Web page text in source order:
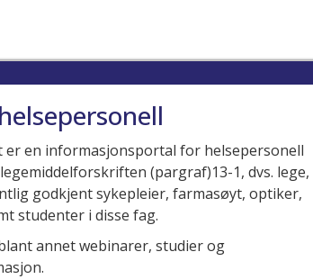
er en informasjonsportal for helsepersonell
(pargraf)13-1, dvs. lege,
godkjent sykepleier, farmasøyt, optiker,
studenter i disse fag.
annet webinarer, studier og